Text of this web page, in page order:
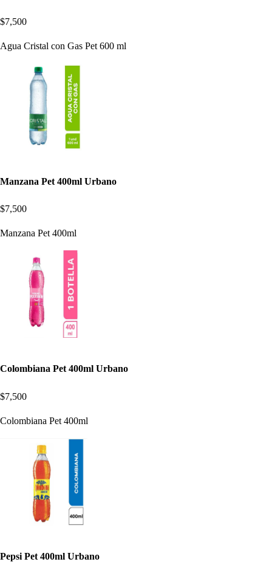
$7,500
Agua Cristal con Gas Pet 600 ml
Manzana Pet 400ml Urbano
$7,500
Manzana Pet 400ml
Colombiana Pet 400ml Urbano
$7,500
Colombiana Pet 400ml
Pepsi Pet 400ml Urbano